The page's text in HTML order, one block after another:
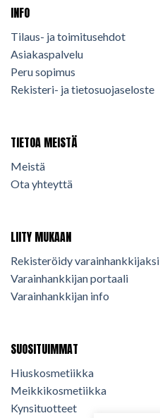
INFO
Tilaus- ja toimitusehdot
Asiakaspalvelu
Peru sopimus
Rekisteri- ja tietosuojaseloste
TIETOA MEISTÄ
Meistä
Ota yhteyttä
LIITY MUKAAN
Rekisteröidy varainhankkijaksi
Varainhankkijan portaali
Varainhankkijan info
SUOSITUIMMAT
Hiuskosmetiikka
Meikkikosmetiikka
Kynsituotteet